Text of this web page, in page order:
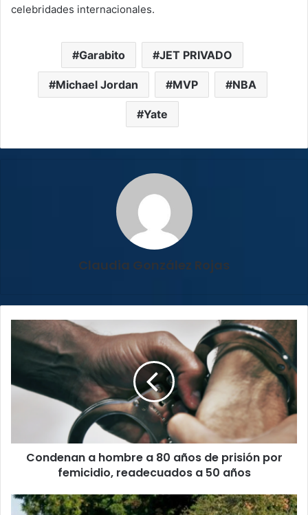
celebridades internacionales.
Garabito JET PRIVADO
Michael Jordan MVP NBA
Yate
Claudia González Rojas
Condenan
80
por
femicidio,
readecuados
50
Condenan a hombre a 80 años de prisión por
femicidio, readecuados a 50 años
2024